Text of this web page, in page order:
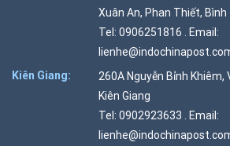
Xuân An, Phan Thiết,
Tel: 0906251816 . Email:
Kiên Giang:
260A Nguyễn Bỉnh Khiêm,
Kiên Giang
Tel: 0902923633 . Email: